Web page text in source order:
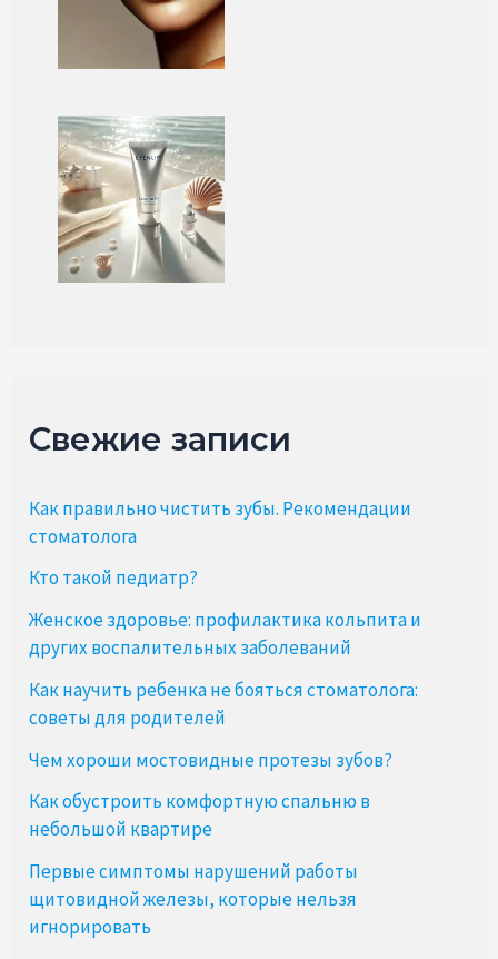
Свежие записи
Как правильно чистить зубы. Рекомендации
стоматолога
Кто такой педиатр?
Женское здоровье: профилактика кольпита и
других воспалительных заболеваний
Как научить ребенка не бояться стоматолога:
советы для родителей
Чем хороши мостовидные протезы зубов?
Как обустроить комфортную спальню в
небольшой квартире
Первые симптомы нарушений работы
щитовидной железы, которые нельзя
игнорировать